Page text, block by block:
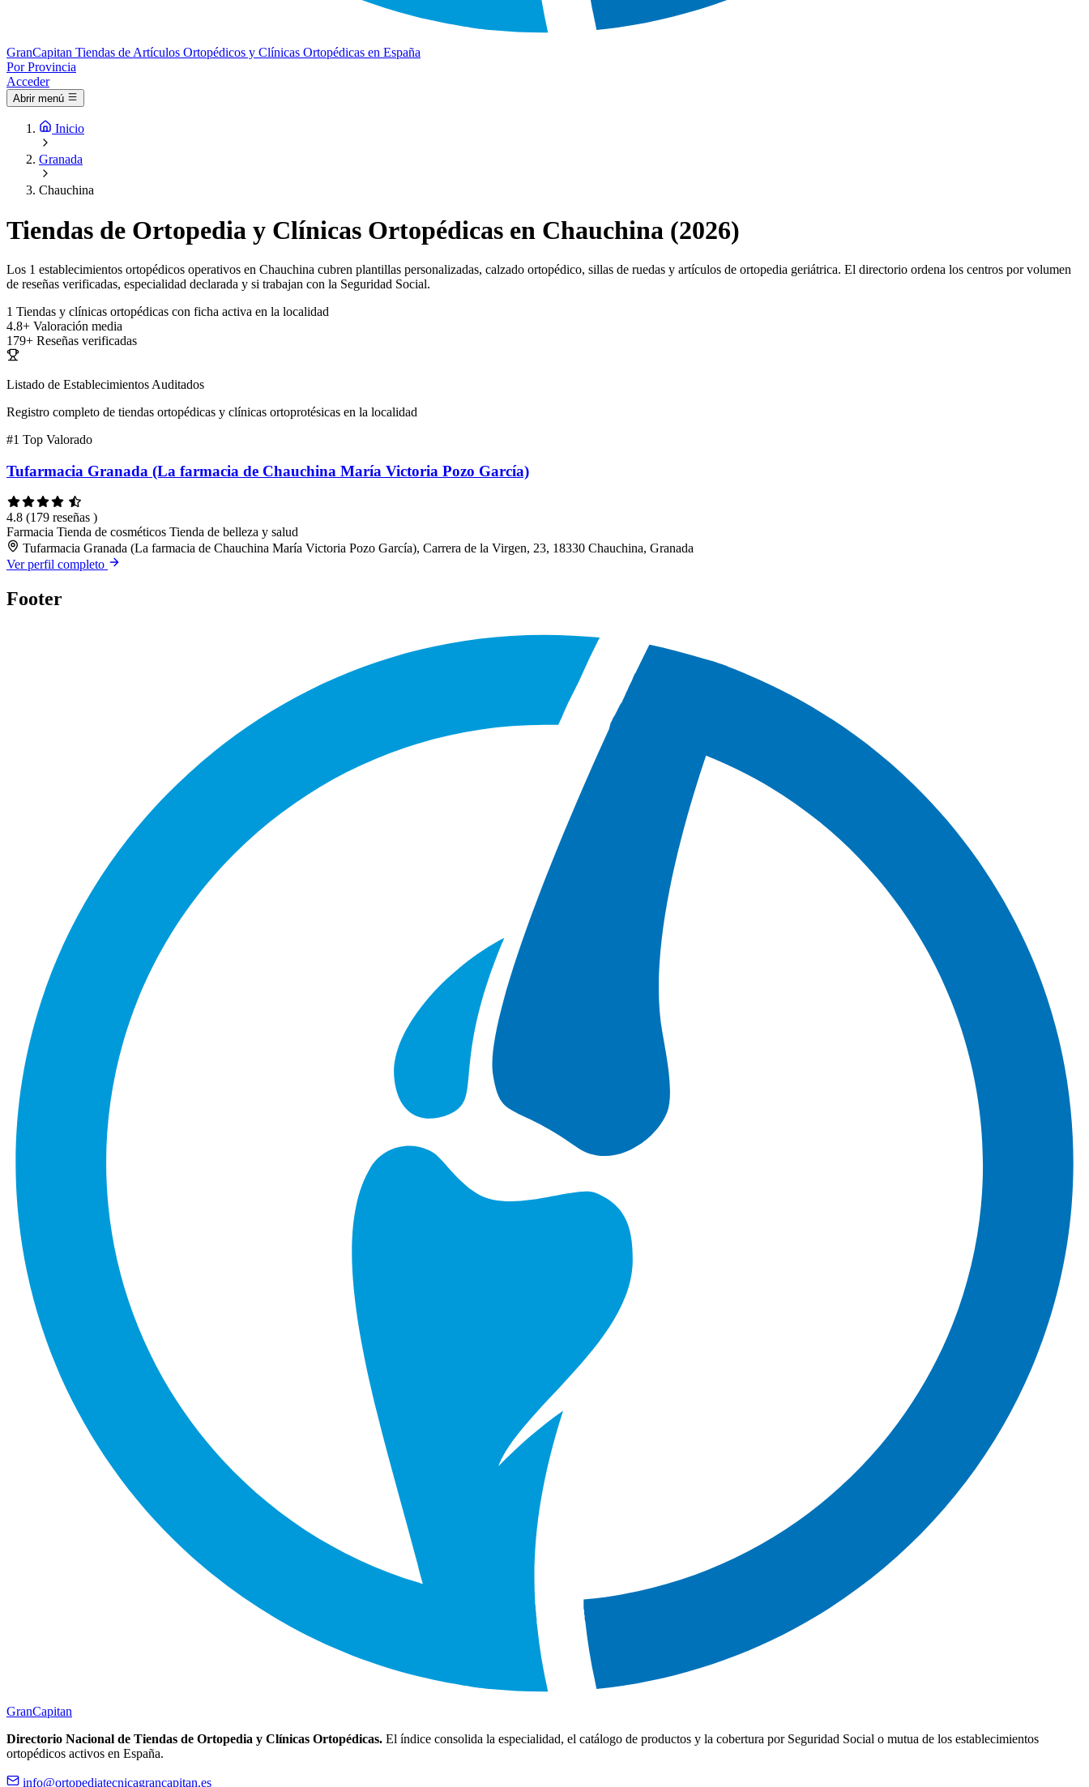
GranCapitan Tiendas de Artículos Ortopédicos y Clínicas Ortopédicas en España
Por Provincia
Acceder
Abrir menú
Inicio
Granada
Chauchina
Tiendas de Ortopedia y Clínicas Ortopédicas en Chauchina (2026)
Los 1 establecimientos ortopédicos operativos en Chauchina cubren plantillas personalizadas, calzado ortopédico, sillas de ruedas y artículos de ortopedia geriátrica. El directorio ordena los centros por volumen
de reseñas verificadas, especialidad declarada y si trabajan con la Seguridad Social.
1 Tiendas y clínicas ortopédicas con ficha activa en la localidad
4.8+ Valoración media
179+ Reseñas verificadas
Listado de Establecimientos Auditados
Registro completo de tiendas ortopédicas y clínicas ortoprotésicas en la localidad
#1 Top Valorado
Tufarmacia Granada (La farmacia de Chauchina María Victoria Pozo García)
4.8 (179 reseñas )
Farmacia Tienda de cosméticos Tienda de belleza y salud
Tufarmacia Granada (La farmacia de Chauchina María Victoria Pozo García), Carrera de la Virgen, 23, 18330 Chauchina, Granada
Ver perfil completo
Footer
GranCapitan
Directorio Nacional de Tiendas de Ortopedia y Clínicas Ortopédicas. El índice consolida la especialidad, el catálogo de productos y la cobertura por Seguridad Social o mutua de los establecimientos
ortopédicos activos en España.
info@ortopediatecnicagrancapitan.es